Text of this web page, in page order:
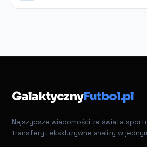
GalaktycznyFutbol.pl
Najszybsze wiadomości ze świata
transfery i ekskluzywne analizy w